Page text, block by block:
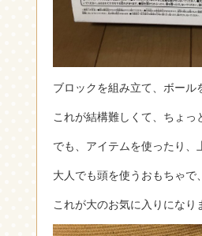
ブロックを組み立て、ボール
これが結構難しくて、ちょっ
でも、アイテムを使ったり、
大人でも頭を使うおもちゃで
これが大のお気に入りになり